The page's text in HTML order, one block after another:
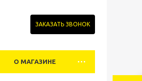
ЗАКАЗАТЬ ЗВОНОК
О МАГАЗИНЕ